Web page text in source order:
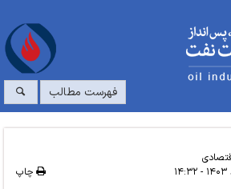
فهرست مطالب
چاپ